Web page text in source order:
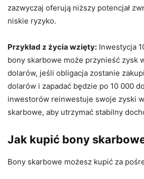
zazwyczaj oferują niższy potencjał
niskie ryzyko.
Przykład z życia wzięty: Inwestycja
bony skarbowe może przynieść zysk
dolarów, jeśli obligacja zostanie
dolarów i zapadać będzie po 10 000
inwestorów reinwestuje swoje zyski
skarbowe, aby utrzymać stabilny
Jak kupić bony
Bony skarbowe możesz kupić za